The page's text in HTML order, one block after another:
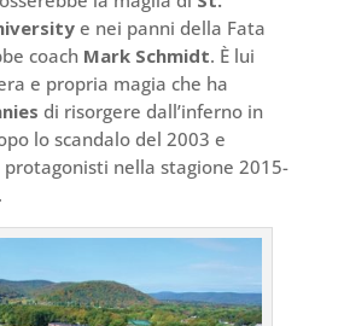
e nei panni della Fata
coach Mark Schmidt. È lui
e propria magia che ha
di risorgere dall’inferno in
lo scandalo del 2003 e
nella stagione 2015-